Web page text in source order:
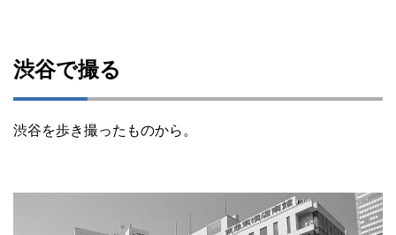
渋谷で撮る
渋谷を歩き撮ったものから。